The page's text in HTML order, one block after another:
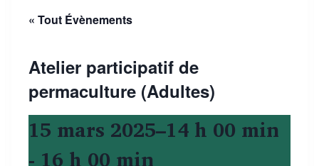
« Tout Évènements
Atelier participatif de
permaculture (Adultes)
15 mars 2025–14 h 00 min
- 16 h 00 min